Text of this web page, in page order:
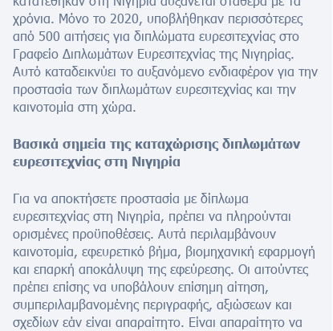
χρόνια. Μόνο το 2020, υποβλήθηκαν περισσότερες
από 500 αιτήσεις για διπλώματα ευρεσιτεχνίας στο
Γραφείο Διπλωμάτων Ευρεσιτεχνίας της Νιγηρίας.
Αυτό καταδεικνύει το αυξανόμενο ενδιαφέρον για την
προστασία των διπλωμάτων ευρεσιτεχνίας και την
καινοτομία στη χώρα.
Βασικά σημεία της καταχώρισης διπλωμάτων
ευρεσιτεχνίας στη Νιγηρία
Για να αποκτήσετε προστασία με δίπλωμα
ευρεσιτεχνίας στη Νιγηρία, πρέπει να πληρούνται
ορισμένες προϋποθέσεις. Αυτά περιλαμβάνουν
καινοτομία, εφευρετικό βήμα, βιομηχανική εφαρμογή
και επαρκή αποκάλυψη της εφεύρεσης. Οι αιτούντες
πρέπει επίσης να υποβάλουν επίσημη αίτηση,
συμπεριλαμβανομένης περιγραφής, αξιώσεων και
σχεδίων εάν είναι απαραίτητο. Είναι απαραίτητο να